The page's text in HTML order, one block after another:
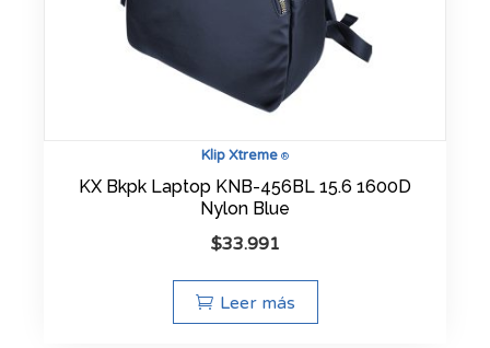
Klip Xtreme ®
KX Bkpk Laptop KNB-456BL 15.6 1600D
Nylon Blue
$33.991
Leer más